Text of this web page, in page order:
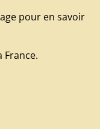
pour en savoir
France.